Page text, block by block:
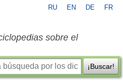
RU EN DE FR
sobre el
¡Buscar!